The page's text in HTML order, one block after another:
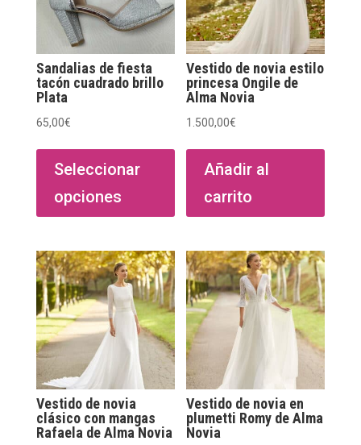
Sandalias de fiesta
tacón cuadrado brillo
Plata
65,00€
Seleccionar
opciones
producto
múltiples
Las
opciones
se
pueden
elegir
en
página
de
producto
Vestido de novia estilo
princesa Ongile de
Alma Novia
1.500,00€
Añadir al
carrito
Vestido de novia
clásico con mangas
Rafaela de Alma Novia
Vestido de novia en
plumetti Romy de Alma
Novia